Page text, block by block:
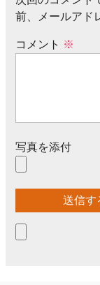
前、メールアド
コメント ※
写真を添付